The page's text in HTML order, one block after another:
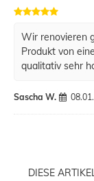
Wir renovieren
Produkt von
qualitativ sehr
Sascha W.
DIESE